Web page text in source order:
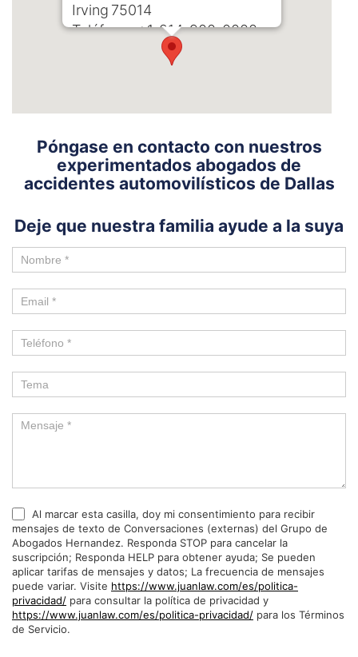
Irving 75014
Teléfono:+1-214-900-0000
Póngase en contacto con nuestros
experimentados abogados de
accidentes automovilísticos de Dallas
Deje que nuestra familia ayude a la suya
Al marcar esta casilla, doy mi consentimiento para recibir
mensajes de texto de Conversaciones (externas) del Grupo de
Abogados Hernandez. Responda STOP para cancelar la
suscripción; Responda HELP para obtener ayuda; Se pueden
aplicar tarifas de mensajes y datos; La frecuencia de mensajes
puede variar. Visite https://www.juanlaw.com/es/politica-
privacidad/ para consultar la política de privacidad y
https://www.juanlaw.com/es/politica-privacidad/ para los Términos
de Servicio.